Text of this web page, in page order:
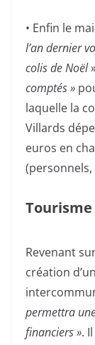
• Enfin le
l’an dernier
colis de Noël
comptés »
laquelle la
Villards
euros en
Revenant
création
permettra
financiers ».